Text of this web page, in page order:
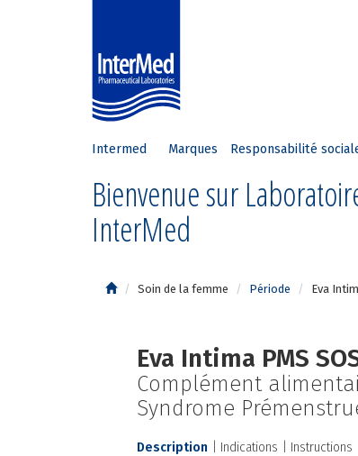
Intermed Marques Responsabilité
Bienvenue sur
InterMed
Soin de la femme Période Eva
Eva Intima PMS
Complément
Syndrome
Description Indications Instructions